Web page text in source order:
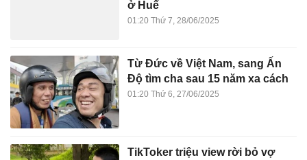
ở Huế
01:20 Thứ 7, 28/06/2025
Từ Đức về Việt Nam, sang Ấn
Độ tìm cha sau 15 năm xa cách
01:20 Thứ 6, 27/06/2025
TikToker triệu view rời bỏ vợ